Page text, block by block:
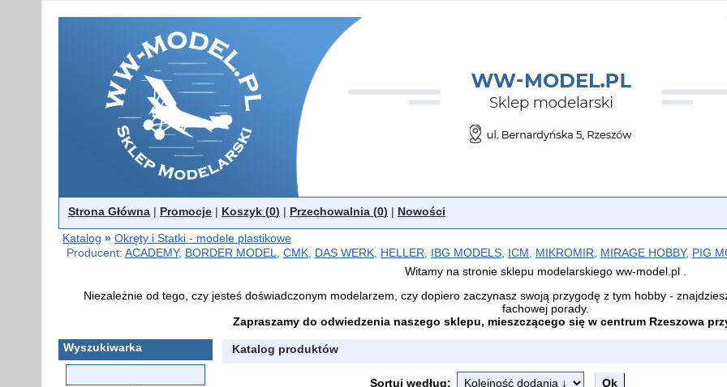
Strona Główna | Promocje | Koszyk (0) | Przechowalnia (0) | Nowości
Katalog » Okręty i Statki - modele plastikowe
Producent: ACADEMY, BORDER MODEL CMK DAS WERK HELLER IBG MODELS ICM MIKROMIR MIRAGE HOBBY, PIG
Witamy na stronie sklepu modelarskiego ww-model.pl .
Niezależnie od tego, czy jesteś doświadczonym modelarzem, czy dopiero zaczynasz swoją przygodę z tym hobby -
fachowej porady.
Zapraszamy do odwiedzenia naszego sklepu, mieszczącego się w centrum Rzeszowa
Wyszukiwarka
Katalog produktów
Sortuj według: